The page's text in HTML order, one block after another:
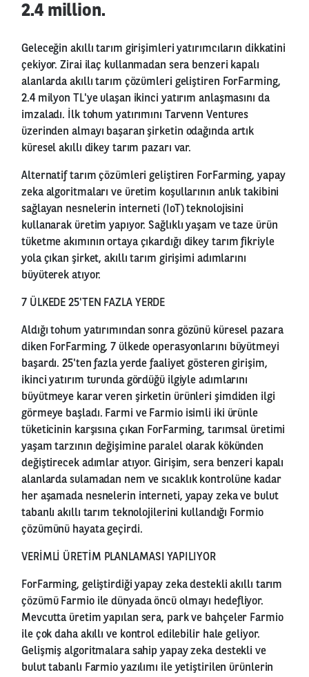
2.4 million.
Geleceğin akıllı tarım girişimleri yatırımcıların dikkatini
çekiyor. Zirai ilaç kullanmadan sera benzeri kapalı
alanlarda akıllı tarım çözümleri geliştiren ForFarming,
2.4 milyon TL'ye ulaşan ikinci yatırım anlaşmasını da
imzaladı. İlk tohum yatırımını Tarvenn Ventures
üzerinden almayı başaran şirketin odağında artık
küresel akıllı dikey tarım pazarı var.
Alternatif tarım çözümleri geliştiren ForFarming, yapay
zeka algoritmaları ve üretim koşullarının anlık takibini
sağlayan nesnelerin interneti (IoT) teknolojisini
kullanarak üretim yapıyor. Sağlıklı yaşam ve taze ürün
tüketme akımının ortaya çıkardığı dikey tarım fikriyle
yola çıkan şirket, akıllı tarım girişimi adımlarını
büyüterek atıyor.
7 ÜLKEDE 25'TEN FAZLA YERDE
Aldığı tohum yatırımından sonra gözünü küresel pazara
diken ForFarming, 7 ülkede operasyonlarını büyütmeyi
başardı. 25'ten fazla yerde faaliyet gösteren girişim,
ikinci yatırım turunda gördüğü ilgiyle adımlarını
büyütmeye karar veren şirketin ürünleri şimdiden ilgi
görmeye başladı. Farmi ve Farmio isimli iki ürünle
tüketicinin karşısına çıkan ForFarming, tarımsal üretimi
yaşam tarzının değişimine paralel olarak kökünden
değiştirecek adımlar atıyor. Girişim, sera benzeri kapalı
alanlarda sulamadan nem ve sıcaklık kontrolüne kadar
her aşamada nesnelerin interneti, yapay zeka ve bulut
tabanlı akıllı tarım teknolojilerini kullandığı Formio
çözümünü hayata geçirdi.
VERİMLİ ÜRETİM PLANLAMASI YAPILIYOR
ForFarming, geliştirdiği yapay zeka destekli akıllı tarım
çözümü Farmio ile dünyada öncü olmayı hedefliyor.
Mevcutta üretim yapılan sera, park ve bahçeler Farmio
ile çok daha akıllı ve kontrol edilebilir hale geliyor.
Gelişmiş algoritmalara sahip yapay zeka destekli ve
bulut tabanlı Farmio yazılımı ile yetiştirilen ürünlerin